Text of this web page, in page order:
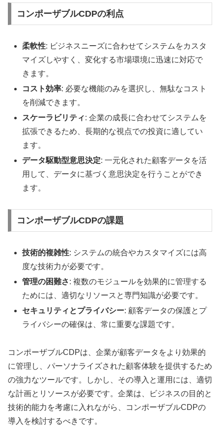
コンポーザブルCDPの利点
柔軟性: ビジネスニーズに合わせてシステムをカスタ
マイズしやすく、変化する市場環境に迅速に対応で
きます。
コスト効率: 必要な機能のみを選択し、無駄なコスト
を削減できます。
スケーラビリティ: 企業の成長に合わせてシステムを
拡張できるため、長期的な視点での投資に適してい
ます。
データ駆動型意思決定: 一元化された顧客データを活
用して、データに基づく意思決定を行うことができ
ます。
コンポーザブルCDPの課題
技術的複雑性: システムの統合やカスタマイズには高
度な技術力が必要です。
管理の困難さ: 複数のモジュールを効果的に管理する
ためには、適切なリソースと専門知識が必要です。
セキュリティとプライバシー: 顧客データの保護とプ
ライバシーの確保は、常に重要な課題です。
コンポーザブルCDPは、企業が顧客データをより効果的
に管理し、パーソナライズされた顧客体験を提供するため
の強力なツールです。しかし、その導入と運用には、適切
な計画とリソースが必要です。企業は、ビジネスの目的と
技術的能力を考慮に入れながら、コンポーザブルCDPの
導入を検討するべきです。